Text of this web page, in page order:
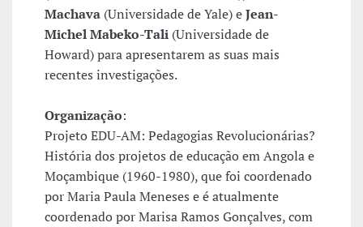
Machava (Universidade de Yale) eJean-
Michel Mabeko-Tali (Universidade de
Howard) para apresentarem as suas mais
recentes investigações.
Organização:
Projeto EDU-AM: Pedagogias Revolucionárias?
História dos projetos de educação em Angola e
Moçambique (1960-1980), que foi coordenado
por Maria Paula Meneses e é atualmente
coordenado por Marisa Ramos Gonçalves, com